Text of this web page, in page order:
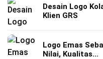
Desain Logo
Klien GRS
Logo Emas
Nilai, Kualitas…